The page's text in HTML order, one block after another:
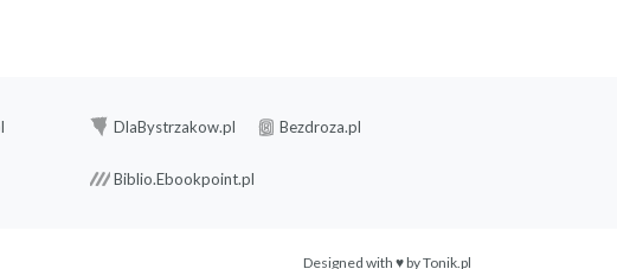
DlaBystrzakow.pl Bezdroza.pl
Biblio.Ebookpoint.pl
Designed with ♥ byTonik.pl